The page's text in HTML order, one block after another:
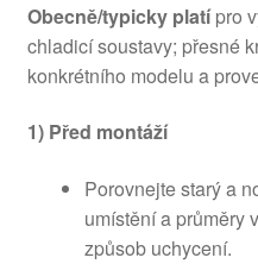
Obecně/typicky platípro
chladicí soustavy; přesné
konkrétního modelu a
1) Před montáží
Porovnejte starý a
umístění a průměry
způsob uchycení.